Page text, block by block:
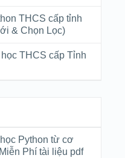
THCS cấp tỉnh
& Chọn Lọc)
THCS cấp Tỉnh
Python từ cơ
Phí tài liệu pdf